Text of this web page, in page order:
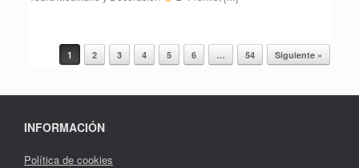
Navegador de artículos
1 2 3 4 5 6 … 54 Siguiente »
INFORMACIÓN
Política de cookies